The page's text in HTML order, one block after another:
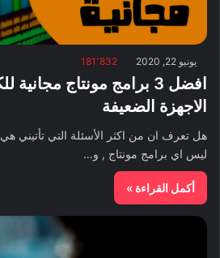
يونيو 22, 2020 181٬832
افضل 3 برامج مونتاج
الاجهزة الضعيفة
هل تعرف ان من اكثر الأسئلة التي تأتيني
ليس اي برامج مونتاج , و…
أكمل القراءة »